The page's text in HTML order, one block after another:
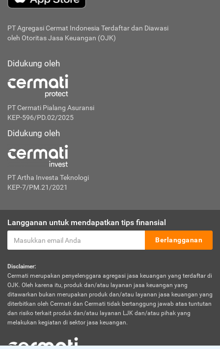
PT Agregasi Cermat Indonesia Terdaftar dan Diawasi
oleh Otoritas Jasa Keuangan (OJK)
Didukung oleh
PT Cermati Pialang Asuransi
KEP-596/PD.02/2025
Didukung oleh
PT Artha Investa Teknologi
KEP-7/PM.21/2021
Langganan untuk mendapatkan tips finansial
Berlangganan
Disclaimer:
Cermati merupakan penyelenggara agregasi jasa keuangan yang terdaftar di
OJK. Oleh karena itu, produk dan/atau layanan jasa keuangan yang
ditawarkan bukan merupakan produk dan/atau layanan jasa keuangan yang
diterbitkan oleh Cermati dan Cermati tidak bertanggung jawab atas tuntutan
dan risiko terkait produk dan/atau layanan LJK dan/atau pihak yang
melakukan kegiatan di sektor jasa keuangan.